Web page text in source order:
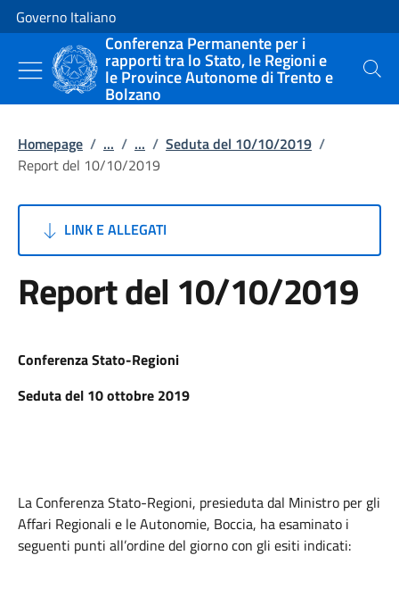
Vai al contenuto
Vai alla navigazione del sito
Governo Italiano
Conferenza Permanente per i
rapporti tra lo Stato, le Regioni e
le Province Autonome di Trento e
Bolzano
Cerca
Homepage / ... / ... / Seduta del 10/10/2019 /
Report del 10/10/2019
LINK E ALLEGATI
Report del 10/10/2019
Conferenza Stato-Regioni
Seduta del 10 ottobre 2019
La Conferenza Stato-Regioni, presieduta dal Ministro per gli
Affari Regionali e le Autonomie, Boccia, ha esaminato i
seguenti punti all’ordine del giorno con gli esiti indicati: